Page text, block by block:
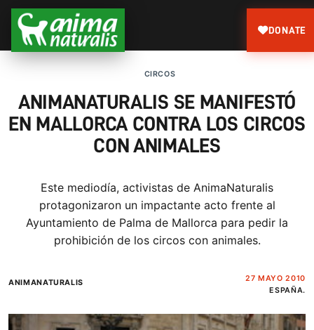
DONATE
CIRCOS
ANIMANATURALIS SE MANIFESTÓ
EN MALLORCA CONTRA LOS CIRCOS
CON ANIMALES
Este mediodía, activistas de AnimaNaturalis
protagonizaron un impactante acto frente al
Ayuntamiento de Palma de Mallorca para pedir la
prohibición de los circos con animales.
ANIMANATURALIS
27 MAYO 2010
ESPAÑA.